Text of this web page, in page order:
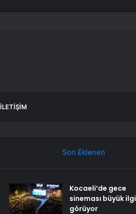
İLETIŞIM
Son Eklenen
Kocaeli’de gece
sineması büyük ilgi
görüyor